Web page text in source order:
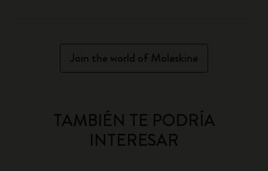
Join the world of Moleskine
TAMBIÉN TE PODRÍA
INTERESAR